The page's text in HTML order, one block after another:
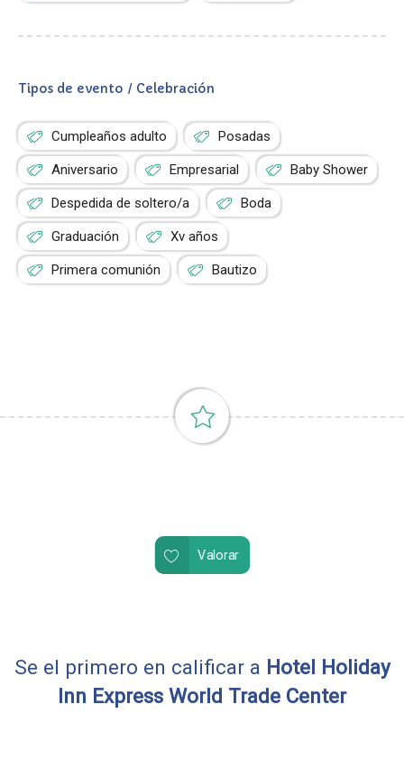
Tipos de evento / Celebración
Cumpleaños adulto Posadas
Aniversario Empresarial Baby Shower
Despedida de soltero/a Boda
Graduación Xv años
Primera comunión Bautizo
Valorar
Se el primero en calificar a Hotel Holiday
Inn Express World Trade Center